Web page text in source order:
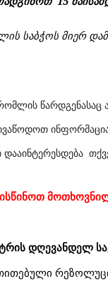
საბჭოს მიერ
დღევანდელ